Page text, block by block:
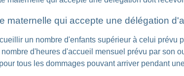
maternelle qui accepte une délégation
un nombre d'enfants supérieur à celui prévu
d'heures d'accueil mensuel prévu par son
tous les dommages pouvant arriver pendant